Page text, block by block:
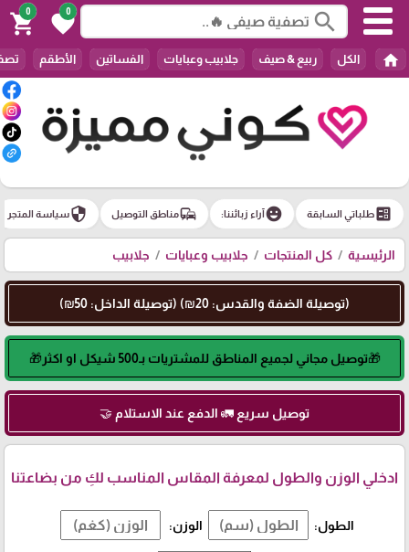
search
0
favorite
0
shopping_cart
home الكل ربيع & صيف جلابيب وعبايات الفساتين الأطقم
ballotطلباتي السابقة emoji_emotionsآراء زبائننا: commuteمناطق التوصيل securityسياسة المتجر
الرئيسية كل المنتجات جلابيب وعبايات جلابيب
(توصيلة الضفة والقدس: 20₪) (توصيلة الداخل: 50₪)
🎁توصيل مجاني لجميع المناطق للمشتريات بـ500 شيكل او اكثر🎁
توصيل سريع 🚛 الدفع عند الاستلام 🤝
ادخلي الوزن والطول لمعرفة المقاس المناسب لكِ من بضاعتنا
الطول: الوزن: